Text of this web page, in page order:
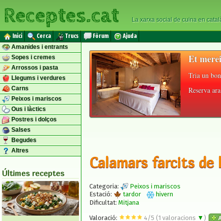
Receptes.cat La xarxa social de cuina en
Inici Cerca Trucs Fòrum
Ajuda
Amanides i entrants
Sopes i cremes
Arrossos i pasta
Llegums i verdures
Carns
Peixos i mariscos
Ous i làctics
Postres i dolços
Salses
Begudes
Altres
Últimes receptes
Et
Tria un
Reserva
Calamars farcits de
Categoria:
Peixos i mariscos
Estació:
tardor
hivern
Dificultat: Mitjana
Valoració: 4 /5 (1 valoracions ▼ )